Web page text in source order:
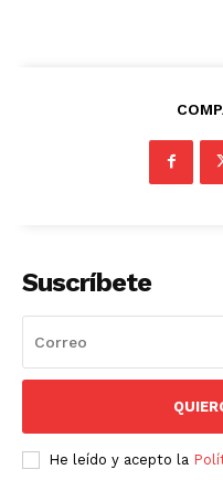
Suscríbete
He leído y acepto la